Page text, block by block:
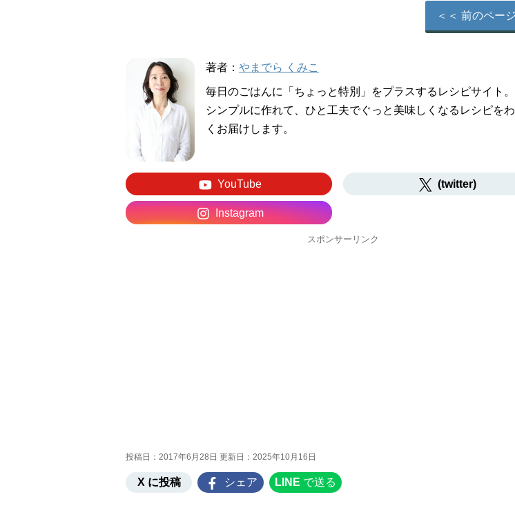
＜＜ 前のペー
著者： やまでら くみこ
毎日のごはんに「ちょっと特別」をプラスするレシピサイト。
シンプルに作れて、ひと工夫でぐっと美味しくなるレシピを
くお届けします。
YouTube (twitter)
Instagram
スポンサーリンク
投稿日：2017年6月28日 更新日： 2025年10月16日
X に投稿 シェア LINE で送る